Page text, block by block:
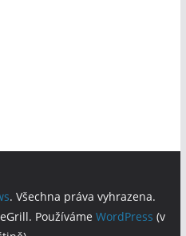
. Všechna práva vyhrazena.
Používáme WordPress (v